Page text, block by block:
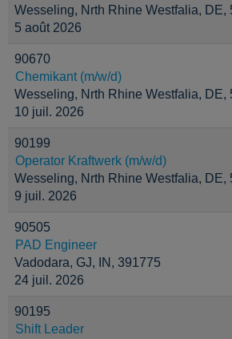
Wesseling, Nrth Rhine Westfalia, DE,
5 août 2026
90670
Chemikant (m/w/d)
Wesseling, Nrth Rhine Westfalia, DE,
10 juil. 2026
90199
Operator Kraftwerk (m/w/d)
Wesseling, Nrth Rhine Westfalia, DE,
9 juil. 2026
90505
PAD Engineer
Vadodara, GJ, IN, 391775
24 juil. 2026
90195
Shift Leader